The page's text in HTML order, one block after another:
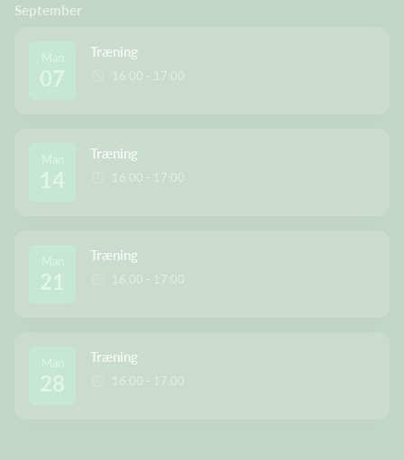
September
Man
07
Træning
16:00 - 17:00
Man
14
Træning
16:00 - 17:00
Man
21
Træning
16:00 - 17:00
Man
28
Træning
16:00 - 17:00